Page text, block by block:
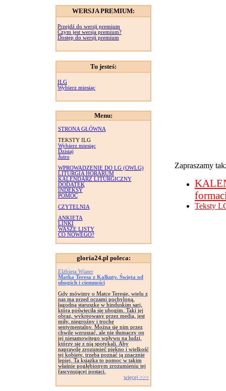
WERSJA PREMIUM:
Przejdź do wersji premium
Czym jest wersja premium?
Dostęp do wersji premium
Tu jesteś:
ILG
Wybierz miesiąc
Menu:
STRONA GŁÓWNA
TEKSTY ILG
Wybierz miesiąc
Dzisiaj
Jutro
WPROWADZENIE DO LG (OWLG)
LITURGIA HORARUM
KALENDARZ LITURGICZNY
DODATEK
INDEKSY
POMOC
CZYTELNIA
ANKIETA
LINKI
WASZE LISTY
CO NOWEGO?
gloria24.pl poleca:
Elżbieta Wiater
Matka Teresa z Kalkuty. Święta od
ubogich i ciemności
Gdy mówimy o Matce Teresie, wielu z
nas ma przed oczami pochyloną,
łagodną staruszkę w hinduskim sari,
która poświęciła się ubogim. Taki jej
obraz, wykreowany przez media, jest
miły, niegroźny i trochę
sentymentalny. Można się nim przez
chwilę wzruszać, ale nie tłumaczy on
jej niesamowitego wpływu na ludzi,
którzy się z nią spotykali. Aby
naprawdę zrozumieć piękno i wielkość
tej kobiety, trzeba poznać ją znacznie
lepiej. Ta książka to pomoc w takim
właśnie pogłębionym zrozumieniu tej
fascynującej postaci.
więcej >>>
Zapraszamy
Teksty